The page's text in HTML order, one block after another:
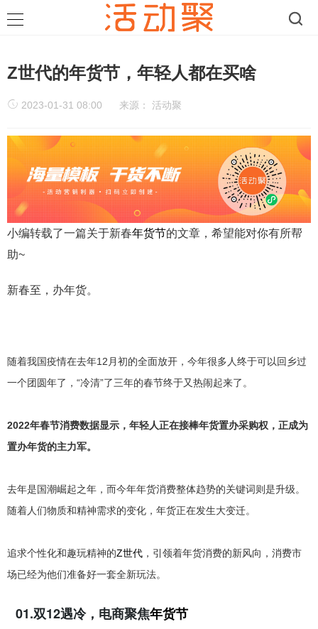
Z世代的年货节，年轻人都在买啥
2023-01-31 08:00 来源： 活动聚
小编转载了一篇关于新春年货节的文章，希望能对你有所帮
助~
新春至，办年货。
随着我国疫情在去年12月初的全面放开，今年很多人终于可以回乡过
一个团圆年了，“冷清”了三年的春节终于又热闹起来了。
2022年春节消费数据显示，年轻人正在接棒年货置办采购权，正成为
置办年货的主力军。
去年是国潮崛起之年，而今年年货消费整体趋势的关键词则是升级。
随着人们物质和精神需求的变化，年货正在发生大变迁。
追求个性化和趣玩精神的Z世代 ，引领着年货消费的新风向，消费市
场已经为他们准备好一套全新玩法。
01.双12遇冷，电商聚焦年货节